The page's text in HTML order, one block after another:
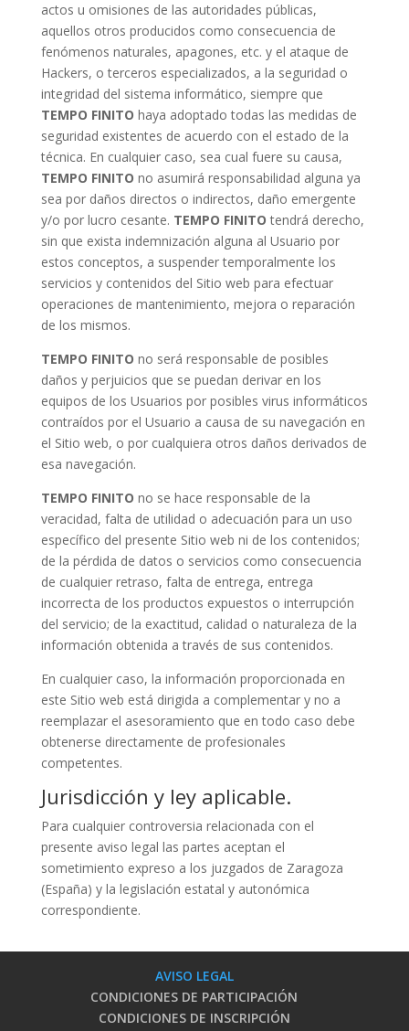
actos u omisiones de las autoridades públicas,
aquellos otros producidos como consecuencia de
fenómenos naturales, apagones, etc. y el ataque de
Hackers, o terceros especializados, a la seguridad o
integridad del sistema informático, siempre que
TEMPO FINITO haya adoptado todas las medidas de
seguridad existentes de acuerdo con el estado de la
técnica. En cualquier caso, sea cual fuere su causa,
TEMPO FINITO no asumirá responsabilidad alguna ya
sea por daños directos o indirectos, daño emergente
y/o por lucro cesante. TEMPO FINITO tendrá derecho,
sin que exista indemnización alguna al Usuario por
estos conceptos, a suspender temporalmente los
servicios y contenidos del Sitio web para efectuar
operaciones de mantenimiento, mejora o reparación
de los mismos.
TEMPO FINITO no será responsable de posibles
daños y perjuicios que se puedan derivar en los
equipos de los Usuarios por posibles virus informáticos
contraídos por el Usuario a causa de su navegación en
el Sitio web, o por cualquiera otros daños derivados de
esa navegación.
TEMPO FINITO no se hace responsable de la
veracidad, falta de utilidad o adecuación para un uso
específico del presente Sitio web ni de los contenidos;
de la pérdida de datos o servicios como consecuencia
de cualquier retraso, falta de entrega, entrega
incorrecta de los productos expuestos o interrupción
del servicio; de la exactitud, calidad o naturaleza de la
información obtenida a través de sus contenidos.
En cualquier caso, la información proporcionada en
este Sitio web está dirigida a complementar y no a
reemplazar el asesoramiento que en todo caso debe
obtenerse directamente de profesionales
competentes.
Jurisdicción y ley aplicable.
Para cualquier controversia relacionada con el
presente aviso legal las partes aceptan el
sometimiento expreso a los juzgados de Zaragoza
(España) y la legislación estatal y autonómica
correspondiente.
AVISO LEGAL
CONDICIONES DE PARTICIPACIÓN
CONDICIONES DE INSCRIPCIÓN